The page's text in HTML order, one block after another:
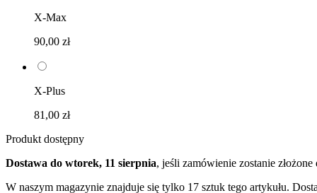
X-Max
90,00 zł
X-Plus
81,00 zł
Produkt dostępny
Dostawa do wtorek, 11 sierpnia, jeśli zamówienie zostanie
W naszym magazynie znajduje się tylko 17 sztuk tego artykułu.